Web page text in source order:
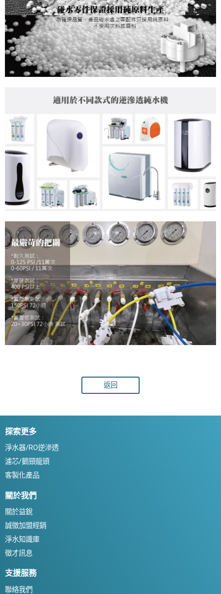
返回
探索更多
淨水器/RO逆滲透
濾芯/鵝頸龍頭
客製化產品
關於我們
關於益銳
誠徵加盟經銷
淨水知識庫
徵才訊息
支援服務
聯絡我們